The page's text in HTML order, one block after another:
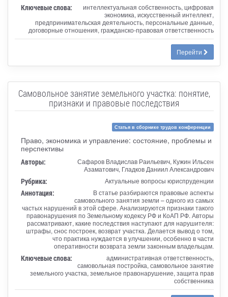
Ключевые слова:
интеллектуальная собственность, цифровая
экономика, искусственный интеллект,
предпринимательская деятельность, персональные данные,
договорные отношения, гражданско-правовая ответственность
Перейти
Самовольное занятие земельного участка: понятие,
признаки и правовые последствия
Статья в сборнике трудов конференции
Право, экономика и управление: состояние, проблемы и
перспективы
Авторы:
Сафаров Владислав Раильевич, Кужин Ильсен
Азаматович, Гладков Даниил Александрович
Рубрика: Актуальные вопросы юриспруденции
Аннотация:
В статье разбираются правовые аспекты
самовольного занятия земли – одного из самых
частых нарушений в этой сфере. Анализируются признаки такого
правонарушения по Земельному кодексу РФ и КоАП РФ. Авторы
рассматривают, какие последствия наступают для нарушителя:
штрафы, снос построек, возврат участка. Делается вывод о том,
что практика нуждается в улучшении, особенно в части
оперативности возврата земли законным владельцам.
Ключевые слова:
административная ответственность,
самовольная постройка, самовольное занятие
земельного участка, земельное правонарушение, защита прав
собственника